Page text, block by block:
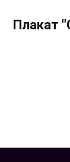
Плакат